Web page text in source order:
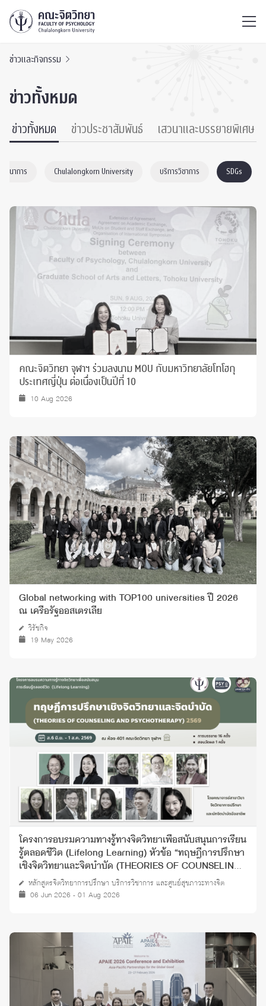
ข่าวและกิจกรรม
ข่าวทั้งหมด
ข่าวทั้งหมด ข่าวประชาสัมพันธ์ เสวนาและบรรยายพิเศษ
นาการ Chulalongkorn University บริการวิชาการ SDGs
คณะจิตวิทยา จุฬาฯ ร่วมลงนาม MOU กับมหาวิทยาลัยโทโฮกุ
ประเทศญี่ปุ่น ต่อเนื่องเป็นปีที่ 10
10 Aug 2026
Global networking with TOP100 universities ปี 2026
ณ เครือรัฐออสเตรเลีย
วิรัชกิจ
19 May 2026
โครงการอบรมความทางรู้ทางจิตวิทยาเพื่อสนับสนุนการเรียน
รู้ตลอดชีวิต (Lifelong Learning) หัวข้อ “ทฤษฎีการปรึกษา
เชิงจิตวิทยาและจิตบำบัด (THEORIES OF COUNSELING
AND PSYCHOTHERAPY)” ปี 2569
หลักสูตรจิตวิทยาการปรึกษา บริการวิชาการ และศูนย์สุขภาวะทางจิต
06 Jun 2026 - 01 Aug 2026